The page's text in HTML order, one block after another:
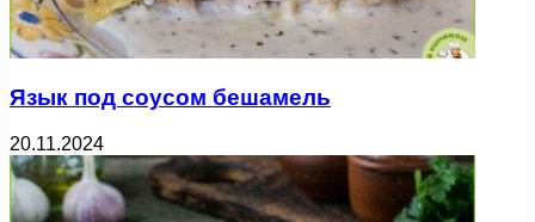
Язык под соусом бешамель
20.11.2024